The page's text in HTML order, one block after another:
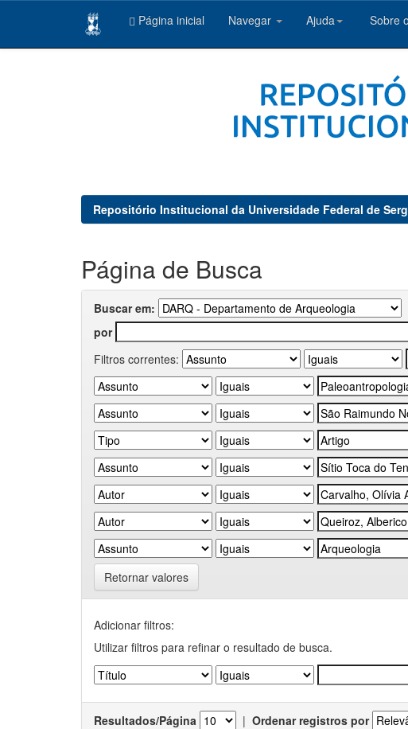
Página inicial Navegar Ajuda Sobre
Repositório Institucional da Universidade Federal de
Página de Busca
Buscar em:
por
Filtros correntes:
Retornar valores
Adicionar filtros:
Utilizar filtros para refinar o resultado de busca.
Resultados/Página | Ordenar registros por